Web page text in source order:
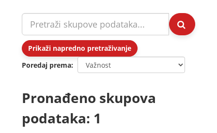
Prikaži napredno pretraživanje
Poredaj prema
Pronađeno skupova
podataka: 1